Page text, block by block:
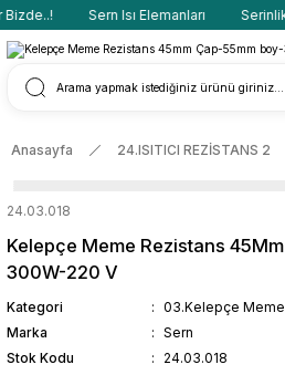
Sern Isı Elemanları
Anasayfa 24.ISITICI REZİSTANS 2
24.03.018
Kelepçe Meme Rezistans
300W-220 V
Kategori
03.Kelepçe
Marka
Sern
Stok Kodu
24.03.018